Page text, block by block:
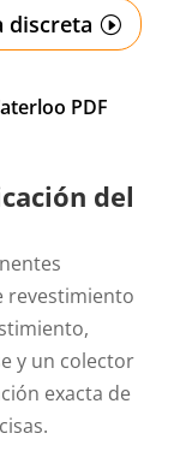
discreta
PDF
del
revestimiento
y un colector
exacta de